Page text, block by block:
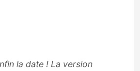
la date ! La version